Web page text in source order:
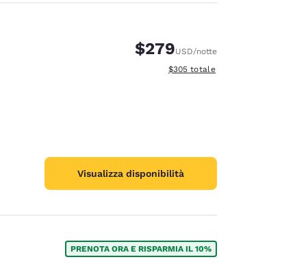
$279USD/notte
Visualizza i dettagli totali
$305 totale
Visualizza disponibilità
PRENOTA ORA E RISPARMIA IL 10%